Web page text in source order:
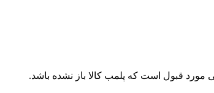
مورد قبول است که پلمب کالا باز نشده باشد.